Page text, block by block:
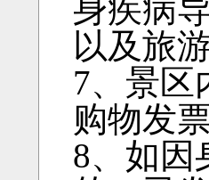
身疾病
以及旅
7、景区
购物发
8、如因